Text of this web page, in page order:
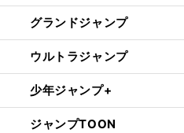
グランドジャンプ
ウルトラジャンプ
少年ジャンプ+
ジャンプTOON